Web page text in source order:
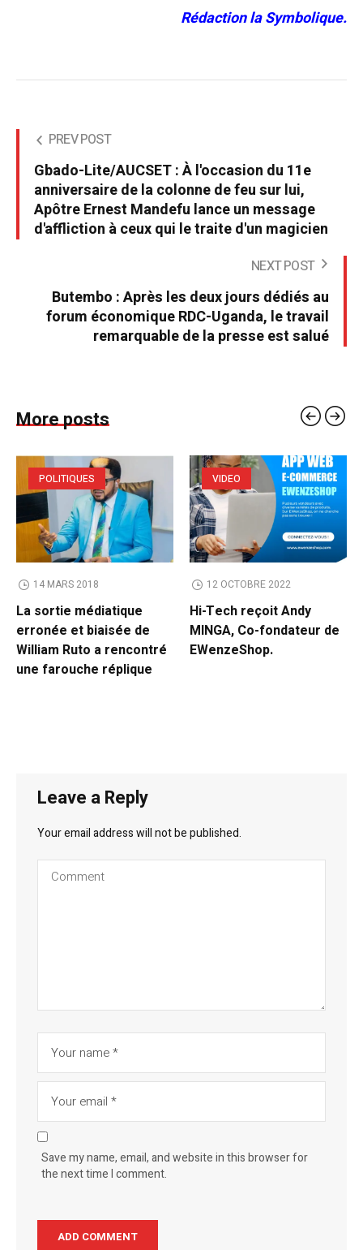
Rédaction la Symbolique.
PREV POST
Gbado-Lite/AUCSET : À l'occasion du 11e
anniversaire de la colonne de feu sur lui,
Apôtre Ernest Mandefu lance un message
d'affliction à ceux qui le traite d'un magicien
NEXT POST
Butembo : Après les deux jours dédiés au
forum économique RDC-Uganda, le travail
remarquable de la presse est salué
More posts
POLITIQUES
14 MARS 2018
La sortie médiatique
erronée et biaisée de
William Ruto a rencontré
une farouche réplique
VIDEO
12 OCTOBRE 2022
Hi-Tech reçoit Andy
MINGA, Co-fondateur de
EWenzeShop.
Leave a Reply
Your email address will not be published.
Save my name, email, and website in this browser for
the next time I comment.